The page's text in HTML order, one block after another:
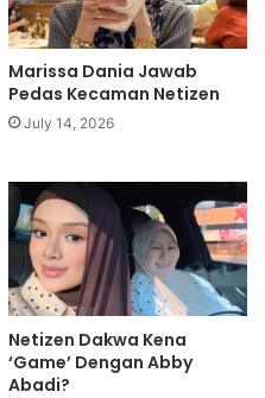
Marissa Dania Jawab
Pedas Kecaman Netizen
July 14, 2026
Netizen Dakwa Kena
‘Game’ Dengan Abby
Abadi?